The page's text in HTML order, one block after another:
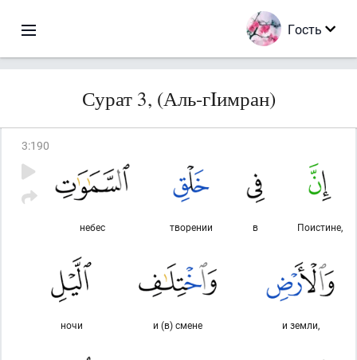
Гость
Сурат 3, (Аль-гIимран)
3:190
Поистине,
в
творении
небес
и земли,
и (в) смене
ночи